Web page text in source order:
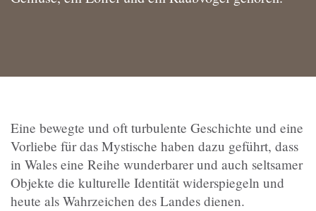
Eine bewegte und oft turbulente Geschichte und eine
Vorliebe für das Mystische haben dazu geführt, dass
in Wales eine Reihe wunderbarer und auch seltsamer
Objekte die kulturelle Identität widerspiegeln und
heute als Wahrzeichen des Landes dienen.